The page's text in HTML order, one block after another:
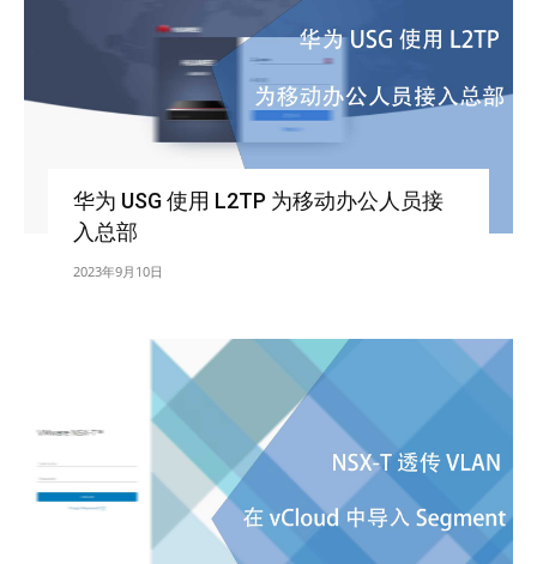
华为 USG 使用 L2TP 为移动办公人员接
入总部
2023年9月10日